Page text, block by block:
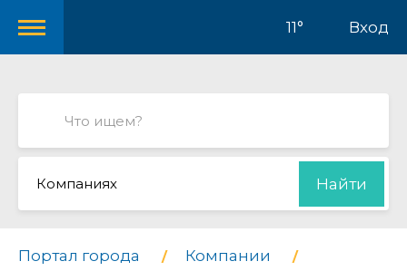
11° Вход
Компаниях Найти
Портал города
Компании